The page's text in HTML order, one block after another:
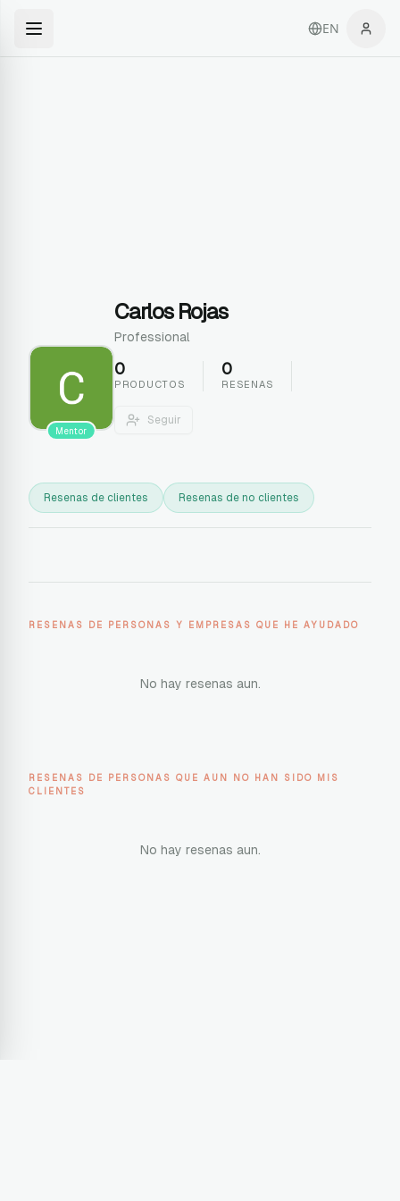
EN
Mentor
Carlos Rojas
Professional
0
PRODUCTOS
0
RESENAS
Seguir
Resenas de clientes Resenas de no clientes
RESENAS DE PERSONAS Y EMPRESAS QUE HE AYUDADO
No hay resenas aun.
RESENAS DE PERSONAS QUE AUN NO HAN SIDO MIS
CLIENTES
No hay resenas aun.